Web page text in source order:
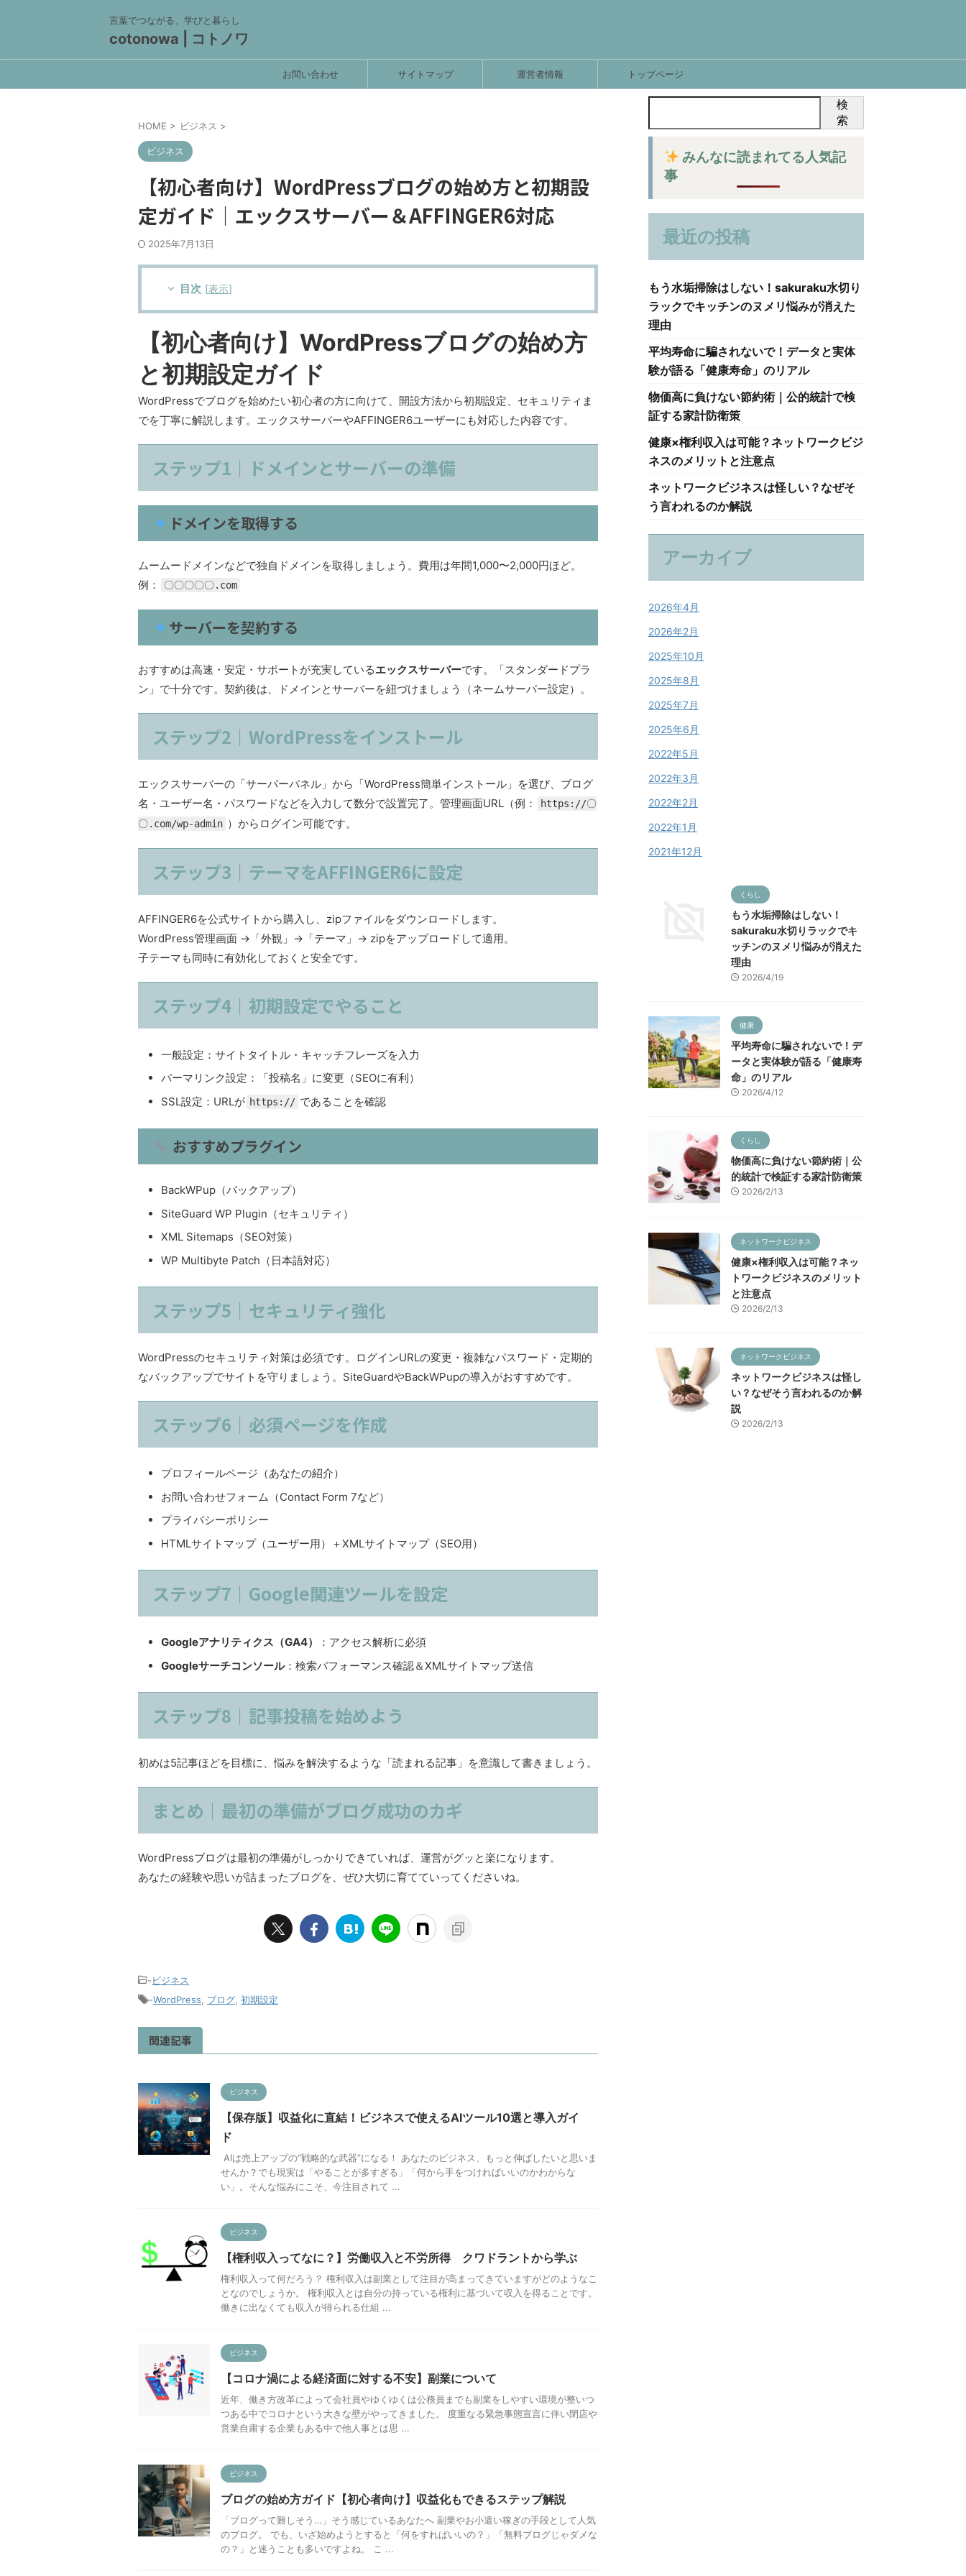
言葉でつながる、学びと暮らし
cotonowa | コトノワ
お問い合わせ サイトマップ 運営者情報 トップページ
HOME > ビジネス >
ビジネス
【初心者向け】WordPressブログの始め方と初期設
定ガイド｜エックスサーバー＆AFFINGER6対応
2025年7月13日
目次 [表示]
【初心者向け】WordPressブログの始め方
と初期設定ガイド
WordPressでブログを始めたい初心者の方に向けて、開設方法から初期設定、セキュリティま
でを丁寧に解説します。エックスサーバーやAFFINGER6ユーザーにも対応した内容です。
ステップ1｜ドメインとサーバーの準備
ドメインを取得する
ムームードメインなどで独自ドメインを取得しましょう。費用は年間1,000〜2,000円ほど。
例：
〇〇〇〇〇.com
サーバーを契約する
おすすめは高速・安定・サポートが充実しているエックスサーバーです。「スタンダードプラ
ン」で十分です。契約後は、ドメインとサーバーを紐づけましょう（ネームサーバー設定）。
ステップ2｜WordPressをインストール
エックスサーバーの「サーバーパネル」から「WordPress簡単インストール」を選び、ブログ
名・ユーザー名・パスワードなどを入力して数分で設置完了。管理画面URL（例：
https://〇
〇.com/wp-admin ）からログイン可能です。
ステップ3｜テーマをAFFINGER6に設定
AFFINGER6を公式サイトから購入し、zipファイルをダウンロードします。
WordPress管理画面 →「外観」→「テーマ」→ zipをアップロードして適用。
子テーマも同時に有効化しておくと安全です。
ステップ4｜初期設定でやること
一般設定：サイトタイトル・キャッチフレーズを入力
パーマリンク設定：「投稿名」に変更（SEOに有利）
SSL設定：URLが https:// であることを確認
おすすめプラグイン
BackWPup（バックアップ）
SiteGuard WP Plugin（セキュリティ）
XML Sitemaps（SEO対策）
WP Multibyte Patch（日本語対応）
ステップ5｜セキュリティ強化
WordPressのセキュリティ対策は必須です。ログインURLの変更・複雑なパスワード・定期的
なバックアップでサイトを守りましょう。SiteGuardやBackWPupの導入がおすすめです。
ステップ6｜必須ページを作成
プロフィールページ（あなたの紹介）
お問い合わせフォーム（Contact Form 7など）
プライバシーポリシー
HTMLサイトマップ（ユーザー用）＋XMLサイトマップ（SEO用）
ステップ7｜Google関連ツールを設定
Googleアナリティクス（GA4）
：アクセス解析に必須
Googleサーチコンソール：検索パフォーマンス確認＆XMLサイトマップ送信
ステップ8｜記事投稿を始めよう
初めは5記事ほどを目標に、悩みを解決するような「読まれる記事」を意識して書きましょう。
まとめ｜最初の準備がブログ成功のカギ
WordPressブログは最初の準備がしっかりできていれば、運営がグッと楽になります。
あなたの経験や思いが詰まったブログを、ぜひ大切に育てていってくださいね。
-ビジネス
-WordPress ブログ 初期設定
関連記事
ビジネス
【保存版】収益化に直結！ビジネスで使えるAIツール10選と導入ガイ
ド
AIは売上アップの“戦略的な武器”になる！ あなたのビジネス、もっと伸ばしたいと思いま
せんか？でも現実は「やることが多すぎる」「何から手をつければいいのかわからな
い」。そんな悩みにこそ、今注目されて ...
ビジネス
【権利収入ってなに？】労働収入と不労所得 クワドラントから学ぶ
権利収入って何だろう？ 権利収入は副業として注目が高まってきていますがどのようなこ
となのでしょうか。 権利収入とは自分の持っている権利に基づいて収入を得ることです。
働きに出なくても収入が得られる仕組 ...
ビジネス
【コロナ渦による経済面に対する不安】副業について
近年、働き方改革によって会社員やゆくゆくは公務員までも副業をしやすい環境が整いつ
つある中でコロナという大きな壁がやってきました。 度重なる緊急事態宣言に伴い閉店や
営業自粛する企業もある中で他人事とは思 ...
ビジネス
ブログの始め方ガイド【初心者向け】収益化もできるステップ解説
「ブログって難しそう…」そう感じているあなたへ 副業やお小遣い稼ぎの手段として人気
のブログ。 でも、いざ始めようとすると「何をすればいいの？」「無料ブログじゃダメな
の？」と迷うことも多いですよね。 こ ...
検
索
みんなに読まれてる人気記
事
最近の投稿
もう水垢掃除はしない！sakuraku水切り
ラックでキッチンのヌメリ悩みが消えた
理由
平均寿命に騙されないで！データと実体
験が語る「健康寿命」のリアル
物価高に負けない節約術｜公的統計で検
証する家計防衛策
健康×権利収入は可能？ネットワークビジ
ネスのメリットと注意点
ネットワークビジネスは怪しい？なぜそ
う言われるのか解説
アーカイブ
2026年4月
2026年2月
2025年10月
2025年8月
2025年7月
2025年6月
2022年5月
2022年3月
2022年2月
2022年1月
2021年12月
くらし
もう水垢掃除はしない！
sakuraku水切りラックでキ
ッチンのヌメリ悩みが消えた
理由
2026/4/19
健康
平均寿命に騙されないで！デ
ータと実体験が語る「健康寿
命」のリアル
2026/4/12
くらし
物価高に負けない節約術｜公
的統計で検証する家計防衛策
2026/2/13
ネットワークビジネス
健康×権利収入は可能？ネッ
トワークビジネスのメリット
と注意点
2026/2/13
ネットワークビジネス
ネットワークビジネスは怪し
い？なぜそう言われるのか解
説
2026/2/13